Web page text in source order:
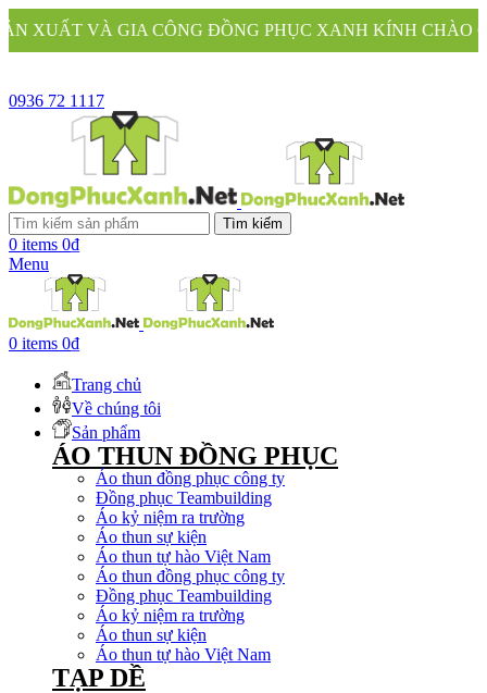
PHỤC XANH KÍNH CHÀO QUÝ KHÁCH
0936 72 1117
Tìm kiếm
0 items 0₫
Menu
0 items 0₫
Trang chủ
Về chúng tôi
Sản phẩm
ÁO THUN ĐỒNG PHỤC
Áo thun đồng phục công ty
Đồng phục Teambuilding
Áo kỷ niệm ra trường
Áo thun sự kiện
Áo thun tự hào Việt Nam
Áo thun đồng phục công ty
Đồng phục Teambuilding
Áo kỷ niệm ra trường
Áo thun sự kiện
Áo thun tự hào Việt Nam
TẠP DỀ